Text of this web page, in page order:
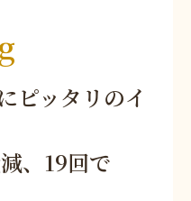
ピッタリのイ
、19回で